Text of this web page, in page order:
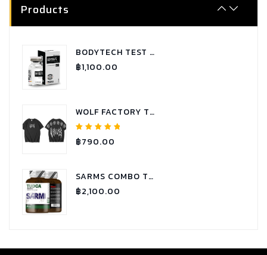
Products
BODYTECH TEST C 250 TESTOSTERONE CYPIONATE
฿1,100.00
WOLF FACTORY T-SHIRT OVERSIZE WOLVES COLLECTION
5.00
฿790.00
SARMS COMBO TUDCA
฿2,100.00
฿1,800.00